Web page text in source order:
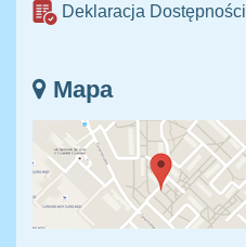
Deklaracja Dostępności
Mapa